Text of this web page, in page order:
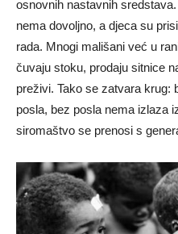
osnovnih nastavnih
nema dovoljno, a djeca su
rada. Mnogi mališani već u
čuvaju stoku, prodaju sitnice
preživi. Tako se zatvara krug:
posla, bez posla nema izlaza
siromaštvo se prenosi s